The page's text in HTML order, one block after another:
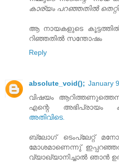
കാര്യം പറഞ്ഞതില്‍
ആ നായകളുടെ
റിഞ്ഞതില്‍ സന്തോഷം
Reply
absolute_void(); January
വിഷയം
എന്റെ അഭിപ്രായം
അതിവിടെ.
ബ്ലോഗ് ടെംപ്ലേറ്റ്
മോശമാണെന്നു്
വ്യാഖ്യാനിച്ചാല്‍ ഞാന്‍